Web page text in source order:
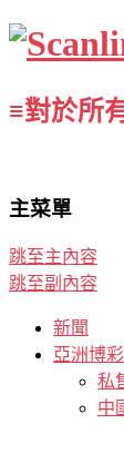
≡對於所
主菜單
跳至主內容
跳至副內容
新聞
亞洲博彩
私
中